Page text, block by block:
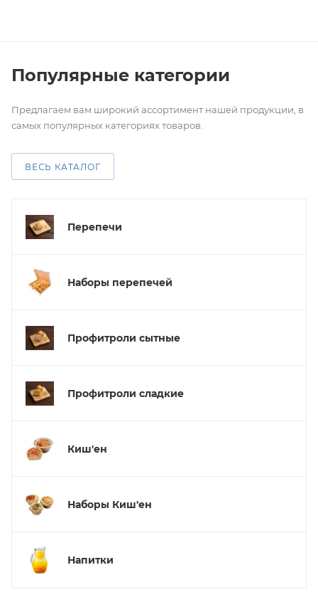
Популярные категории
Предлагаем вам широкий ассортимент нашей продукции, в
самых популярных категориях товаров.
ВЕСЬ КАТАЛОГ
Перепечи
Наборы перепечей
Профитроли сытные
Профитроли сладкие
Киш'ен
Наборы Киш'ен
Напитки